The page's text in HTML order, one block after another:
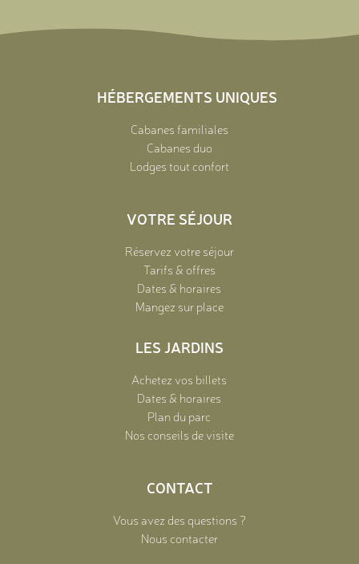
HÉBERGEMENTS UNIQUES
Cabanes familiales
Cabanes duo
Lodges tout confort
VOTRE SÉJOUR
Réservez votre séjour
Tarifs & offres
Dates & horaires
Mangez sur place
LES JARDINS
Achetez vos billets
Dates & horaires
Plan du parc
Nos conseils de visite
CONTACT
Vous avez des questions ?
Nous contacter